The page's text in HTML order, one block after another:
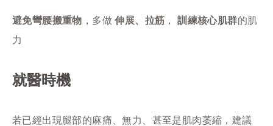
避免彎腰搬重物 ，多做 伸展、拉筋 ， 訓練核心肌群的肌
力
就醫時機
若已經出現腿部的麻痛、無力、甚至是肌肉萎縮，建議